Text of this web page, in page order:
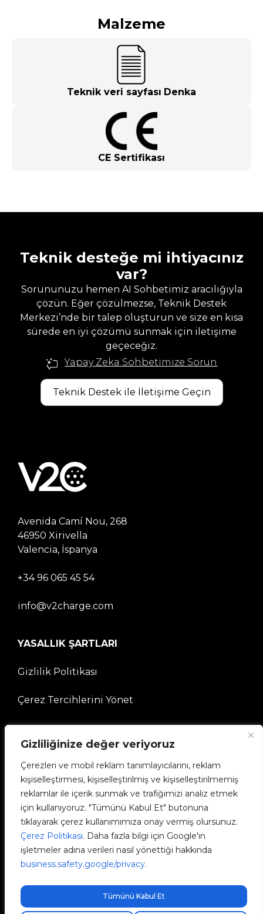
Gizliliğinize değer veriyoruz
Çerezleri ve mobil reklam tanımlayıcılarını, reklam
kişiselleştirmesi, kişiselleştirilmiş ve kişiselleştirilmemiş
reklamlar ile içerik sunmak ve trafiğimizi analiz etmek
için kullanıyoruz. "Tümünü Kabul Et" butonuna
tıklayarak çerez kullanımımıza onay vermiş olursunuz.
Çerez Politikası. Daha fazla bilgi için Google'ın
işletmeler adına verileri nasıl yönettiği hakkında
business.safety.google/privacy.
Tümünü Kabul Et
Malzeme
Teknik veri sayfası Denka
CE Sertifikası
Teknik desteğe mi ihtiyacınız
var?
Sorununuzu hemen AI Sohbetimiz aracılığıyla
çözün. Eğer çözülmezse, Teknik Destek
Merkezi’nde bir talep oluşturun ve size en kısa
sürede en iyi çözümü sunmak için iletişime
geçeceğiz.
Yapay Zeka Sohbetimize Sorun
Teknik Destek ile İletişime Geçin
Avenida Camí Nou, 268
46950 Xirivella
Valencia, İspanya
+34 96 065 45 54
info@v2charge.com
YASALLIK ŞARTLARI
Gizlilik Politikası
Çerez Tercihlerini Yönet
ŞİRKET
V2C Topluluğuna
e-Chargers
V2C Cloud
V2C Payments